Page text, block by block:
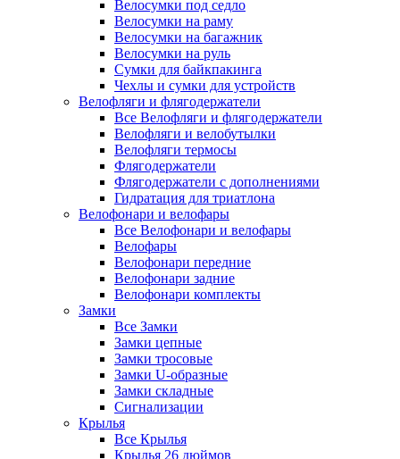
Велосумки под седло
Велосумки на раму
Велосумки на багажник
Велосумки на руль
Сумки для байкпакинга
Чехлы и сумки для устройств
Велофляги и флягодержатели
Все Велофляги и флягодержатели
Велофляги и велобутылки
Велофляги термосы
Флягодержатели
Флягодержатели с дополнениями
Гидратация для триатлона
Велофонари и велофары
Все Велофонари и велофары
Велофары
Велофонари передние
Велофонари задние
Велофонари комплекты
Замки
Все Замки
Замки цепные
Замки тросовые
Замки U-образные
Замки складные
Сигнализации
Крылья
Все Крылья
Крылья 26 дюймов